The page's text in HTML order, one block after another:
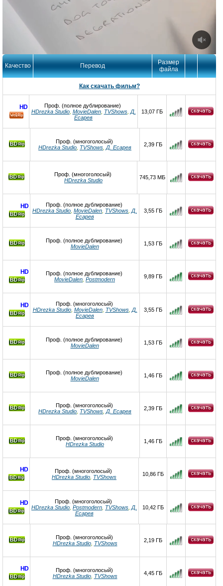
Качество Перевод
Размер
файла
Как скачать фильм?
HD
Проф. (полное дублирование)
HDrezka Studio, MovieDalen, TVShows, Д.
Есарев
13,07 ГБ
Проф. (многоголосый)
HDrezka Studio TVShows Д. Есарев 2,39 ГБ
Проф. (многоголосый)
HDrezka Studio
745,73 МБ
HD
Проф. (полное дублирование)
HDrezka Studio MovieDalen TVShows Д.
Есарев
3,55 ГБ
Проф. (полное дублирование)
MovieDalen
1,53 ГБ
HD
Проф. (полное дублирование)
MovieDalen Postmodern 9,89 ГБ
HD
Проф. (многоголосый)
HDrezka Studio, MovieDalen, TVShows, Д.
Есарев
3,55 ГБ
Проф. (полное дублирование)
MovieDalen
1,53 ГБ
Проф. (полное дублирование)
MovieDalen
1,46 ГБ
Проф. (многоголосый)
HDrezka Studio TVShows Д. Есарев 2,39 ГБ
Проф. (многоголосый)
HDrezka Studio
1,46 ГБ
HD
Проф. (многоголосый)
HDrezka Studio TVShows 10,86 ГБ
HD
Проф. (многоголосый)
HDrezka Studio Postmodern TVShows Д.
Есарев
10,42 ГБ
Проф. (многоголосый)
HDrezka Studio, TVShows 2,19 ГБ
HD
Проф. (многоголосый)
HDrezka Studio, TVShows 4,45 ГБ